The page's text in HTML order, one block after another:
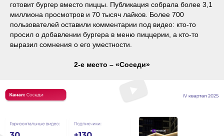
готовит бургер вместо пиццы. Публикация собрала более 3,1
миллиона просмотров и 70 тысяч лайков. Более 700
пользователей оставили комментарии под видео: кто-то
просил о добавлении бургера в меню пиццерии, а кто-то
выразил сомнения о его уместности.
2-е место – «Соседи»